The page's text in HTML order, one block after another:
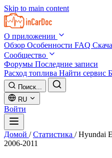
Skip to main content
О приложении
Обзор Особенности FAQ
Сообщество
Форумы Последние записи
Расход топлива Найти сервис
Поиск...
RU
Войти
Домой / Статистика / Hyundai
2006-2011